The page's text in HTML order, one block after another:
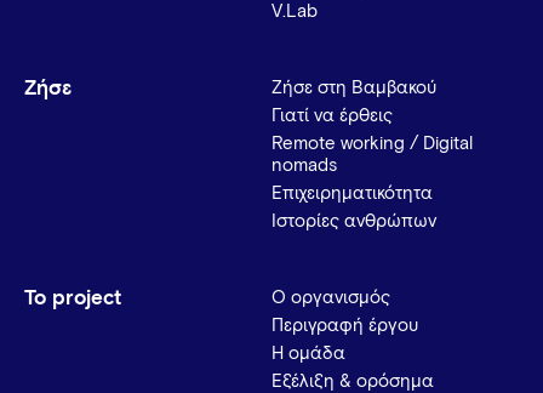
V.Lab
Ζήσε
Ζήσε στη Βαμβακού
Γιατί να έρθεις
Remote working / Digital
nomads
Επιχειρηματικότητα
Ιστορίες ανθρώπων
Το project
Ο οργανισμός
Περιγραφή έργου
Η ομάδα
Εξέλιξη & ορόσημα